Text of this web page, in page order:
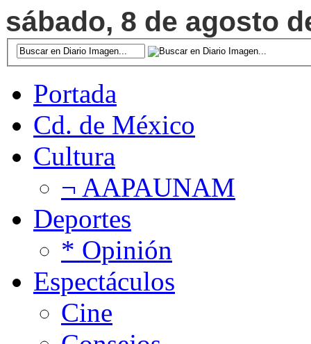
sábado, 8 de agosto
Portada
Cd. de México
Cultura
¬ AAPAUNAM
Deportes
* Opinión
Espectáculos
Cine